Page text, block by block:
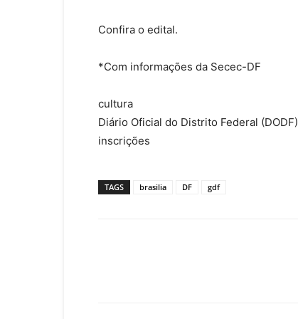
Confira o edital.
*Com informações da Secec-DF
cultura
Diário Oficial do Distrito Federal (DODF)
inscrições
TAGS brasilia DF gdf